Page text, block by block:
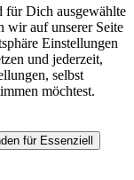
für Dich ausgewählte
wir auf unserer Seite
Einstellungen
und jederzeit,
selbst
möchtest.
für Essenziell